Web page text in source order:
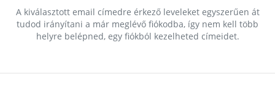
A kiválasztott email címedre érkező leveleket egyszerűen át
tudod irányítani a már meglévő fiókodba, így nem kell több
helyre belépned, egy fiókból kezelheted címeidet.